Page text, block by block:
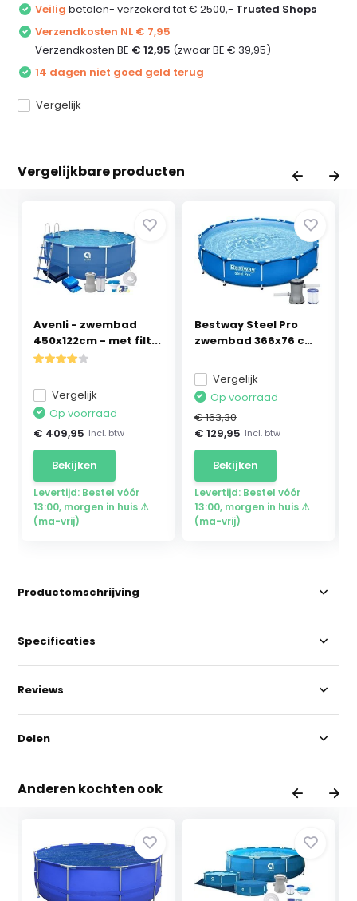
Veilig betalen- verzekerd tot € 2500,- Trusted Shops
Verzendkosten NL € 7,95
Verzendkosten BE € 12,95 (zwaar BE € 39,95)
14 dagen niet goed geld terug
Vergelijk
Vergelijkbare producten
Avenli - zwembad
450x122cm - met filt...
Vergelijk
Op voorraad
€ 409,95 Incl. btw
Bekijken
Levertijd: Bestel vóór
13:00, morgen in huis ⚠
(ma-vrij)
Bestway Steel Pro
zwembad 366x76 cm
Vergelijk
Op voorraad
€ 163,30
€ 129,95 Incl. btw
Bekijken
Levertijd: Bestel vóór
13:00, morgen in huis ⚠
(ma-vrij)
Productomschrijving
Specificaties
Reviews
Delen
Anderen kochten ook